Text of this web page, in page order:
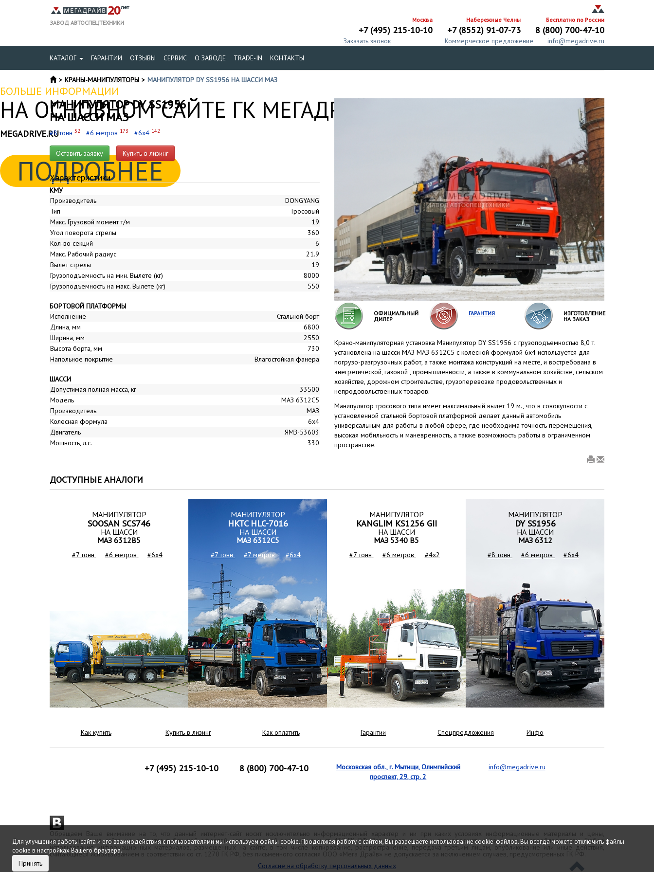
ЗАВОД АВТОСПЕЦТЕХНИКИ Бесплатно по России
8 (800) 700-47-10
Набережные Челны
+7 (8552) 91-07-73
Москва
+7 (495) 215-10-10
Заказать звонок Коммерческое предложение
info@megadrive.ru
КАТАЛОГ
ГАРАНТИИ ОТЗЫВЫ СЕРВИС О ЗАВОДЕ TRADE-IN КОНТАКТЫ
БОЛЬШЕ ИНФОРМАЦИИ
НА ОСНОВНОМ САЙТЕ ГК МЕГАДРАЙВ
MEGADRIVE.RU
ПОДРОБНЕЕ
КРАНЫ-МАНИПУЛЯТОРЫ МАНИПУЛЯТОР DY SS1956 НА ШАССИ МАЗ
МАНИПУЛЯТОР DY SS1956
НА ШАССИ МАЗ
#8 тонн 52 #6 метров 173 #6x4 142
Оставить заявку Купить в лизинг
Характеристики
КМУ
Производитель
DONGYANG
Тип
Тросовый
Макс. Грузовой момент т/м
19
Угол поворота стрелы
360
Кол-во секций
6
Макс. Рабочий радиус
21.9
Вылет стрелы
19
Грузоподъемность на мин. Вылете (кг)
8000
Грузоподъемность на макс. Вылете (кг)
550
БОРТОВОЙ ПЛАТФОРМЫ
Исполнение
Стальной борт
Длина, мм
6800
Ширина, мм
2550
Высота борта, мм
730
Напольное покрытие
Влагостойкая фанера
ШАССИ
Допустимая полная масса, кг
33500
Модель
МАЗ 6312С5
Производитель
МАЗ
Колесная формула
6x4
Двигатель
ЯМЗ-53603
Мощность, л.с.
330
ОФИЦИАЛЬНЫЙ
ДИЛЕР
ГАРАНТИЯ
ИЗГОТОВЛЕНИЕ
НА ЗАКАЗ
Крано-манипуляторная установка Манипулятор DY SS1956 с грузоподъемностью 8,0 т.
установлена на шасси МАЗ МАЗ 6312С5 с колесной формулой 6x4 используется для
погрузо-разгрузочных работ, а также монтажа конструкций на месте, и востребована в
энегретической, газовой , промышленности, а также в коммунальном хозяйстве, сельском
хозяйстве, дорожном строительстве, грузоперевозке продовольственных и
непродовольственных товаров.
Манипулятор тросового типа имеет максимальный вылет 19 м., что в совокупности с
установленной стальной бортовой платформой делает данный автомобиль
универсальным для работы в любой сфере, где необходима точность перемещения,
высокая мобильность и маневренность, а также возможность работы в ограниченном
пространстве.
ДОСТУПНЫЕ АНАЛОГИ
МАНИПУЛЯТОР
SOOSAN SCS746
НА ШАССИ
МАЗ 6312B5
#7 тонн #6 метров #6x4
МАНИПУЛЯТОР
HKTC HLC-7016
НА ШАССИ
МАЗ 6312С5
#7 тонн #7 метров #6x4
МАНИПУЛЯТОР
KANGLIM KS1256 GII
НА ШАССИ
МАЗ 5340 B5
#7 тонн #6 метров #4x2
МАНИПУЛЯТОР
DY SS1956
НА ШАССИ
МАЗ 6312
#8 тонн #6 метров #6x4
Как купить Купить в лизинг Как оплатить Гарантии Спецпредложения Инфо
+7 (495) 215-10-10 8 (800) 700-47-10
Московская обл., г. Мытищи, Олимпийский
проспект, 29, стр. 2
info@megadrive.ru
Обращаем Ваше внимание на то, что данный интернет-сайт носит исключительно информационный характер и ни при каких условиях информационные материалы и цены,
размещенные на сайте, не являются публичной офертой, определяемой положениями ст. 437 ГК РФ. Все торговые марки принадлежат их законным правообладателям. Любое
использование информационных материалов, размещённых на сайте, в том числе копирование, распространение, передача третьим лицам, опубликование или иные действия,
считающиеся использованием в соответствии со ст. 1270 ГК РФ, без письменного согласия ООО «Мега Драйв» не допускается за исключением случаев, предусмотренных ГК РФ.
Согласие на обработку персональных данных
Для улучшения работы сайта и его взаимодействия с пользователями мы используем файлы cookie. Продолжая работу с сайтом, Вы разрешаете использование cookie-файлов. Вы всегда можете отключить файлы
cookie в настройках Вашего браузера.
Принять